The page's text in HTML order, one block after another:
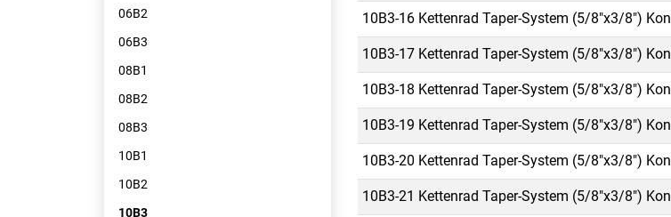
06B2
06B3
08B1
08B2
08B3
10B1
10B2
10B3
10B3-16 Kettenrad Taper-System (5/8"x3/8")
10B3-17 Kettenrad Taper-System (5/8"x3/8")
10B3-18 Kettenrad Taper-System (5/8"x3/8")
10B3-19 Kettenrad Taper-System (5/8"x3/8")
10B3-20 Kettenrad Taper-System (5/8"x3/8")
10B3-21 Kettenrad Taper-System (5/8"x3/8")